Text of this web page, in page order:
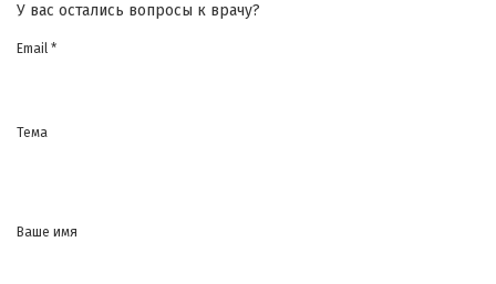
У вас остались вопросы к врачу?
Email *
Тема
Ваше имя